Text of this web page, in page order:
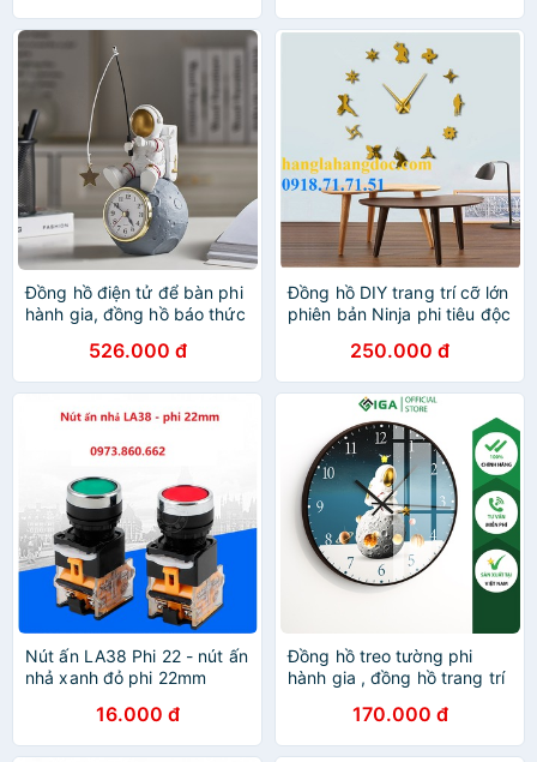
Đồng hồ điện tử để bàn phi
hành gia, đồng hồ báo thức
hành gia thông minh
526.000 đ
Đồng hồ DIY trang trí cỡ lớn
phiên bản Ninja phi tiêu độc
250.000 đ
Nút ấn LA38 Phi 22 - nút ấn
nhả xanh đỏ phi 22mm
16.000 đ
Đồng hồ treo tường phi
hành gia , đồng hồ trang trí
170.000 đ